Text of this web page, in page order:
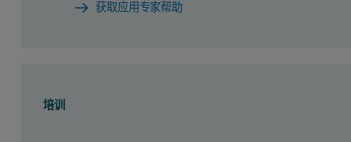
获取应用专家帮助
培训